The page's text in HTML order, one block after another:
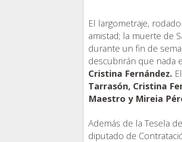
El largometraje,
amistad; la muerte de
durante un fin de
descubrirán que nada
Cristina Fernández.
Tarrasón, Cristina
Maestro y Mireia
Además de la Tesela
diputado de